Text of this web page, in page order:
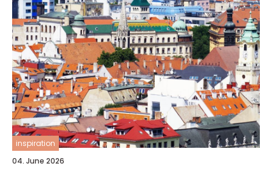
inspiration
04. June 2026